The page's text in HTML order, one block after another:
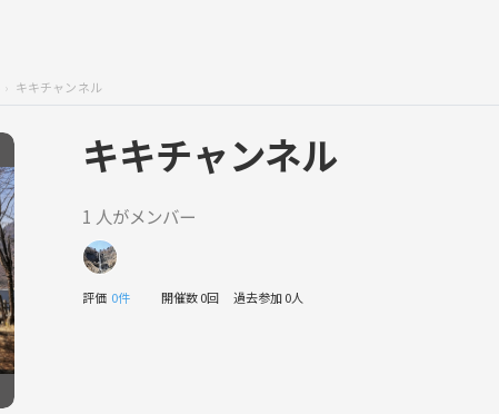
キキチャンネル
キキチャンネル
1 人がメンバー
評価 0件 開催数 0回 過去参加 0人